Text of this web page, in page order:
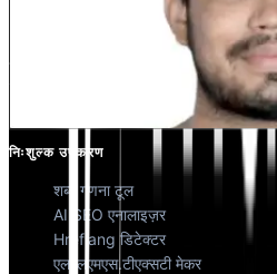
निःशुल्क उपकरण
शब्द गणना टूल
AI SEO एनालाइज़र
Hreflang डिटेक्टर
एलएलएमएस.टीएक्सटी मेकर